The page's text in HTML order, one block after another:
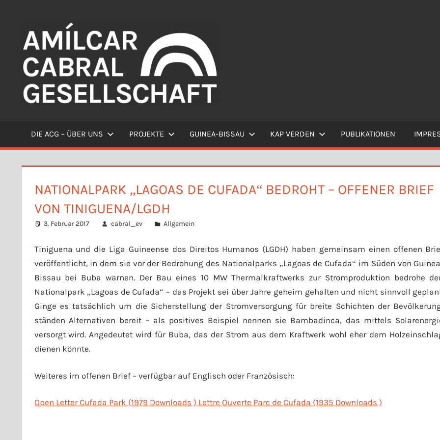
springenWillkommen
DIE ACG – ÜBER UNS PROJEKTE GUINEA-BISSAU KAP VERDEN PUBLIKATIONEN
NATIONALPARK „LAGOAS DE CUFADA“ BEDROHT – OFFENER BRIEF
VON TINIGUENA/LGDH
3. Februar 2017 cabral_ev Allgemein
Tiniguena und die Liga Guineense dos Direitos Humanos (LGDH) haben gemeinsam einen offenen
veröffentlicht, in dem sie vor der Bedrohung des Nationalparks „Lagoas de Cufada“ im Süden von
Bissau bei Buba warnen. Der Bau eines 10 MW Thermalkraftwerks zur Stromproduktion bedrohe
Nationalpark „Lagoas de Cufada“ – das Projekt sei über Jahre geheim gehalten und nicht sinnvoll
Ginge es tatsächlich um die Sicherstellung der Stromversorgung für breite Schichten der
ständen Alternativen bereit – als positives Beispiel nennen sie Bambadinca, das mittels
versorgt wird. Angedeutet wird für Buba, das der Strom aus dem Kraftwerk wohl eher dem
dienen könnte.
Weiteres im offenen Brief – verfügbar auf Englisch oder Französisch:
Open Letter Cufada Park (1979 Downloads ) Lettre Ouverte Parc de Cufada (1935 Downloads )